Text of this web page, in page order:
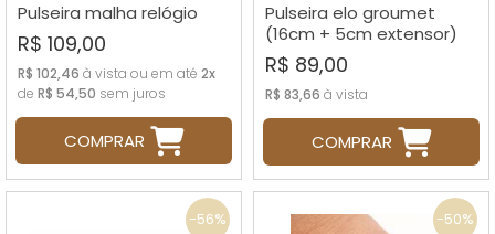
Pulseira malha relógio
R$ 109,00
R$ 102,46 à vista ou em até 2x
de R$ 54,50 sem juros
COMPRAR
Pulseira elo groumet
(16cm + 5cm extensor)
R$ 89,00
R$ 83,66 à vista
COMPRAR
-56% -50%